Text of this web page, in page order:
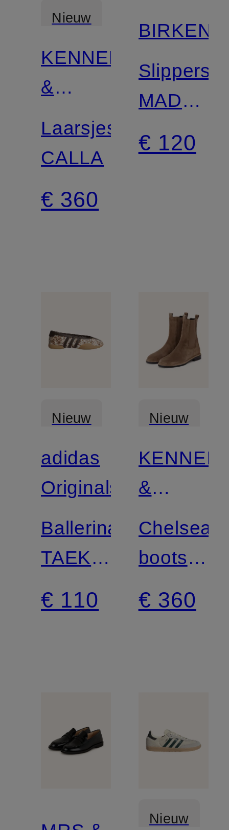
Nieuw
Gecertificeerd
KENNEL
&
SCHMENGER
Laarsjes
CALLA
€ 360
Slippers
MADRID
BIG
BUCKLE
€ 120
Nieuw
adidas
Originals
Ballerina's
TAEKWONDO
MEI
BALLET
€ 110
Nieuw
KENNEL
&
Chelsea
boots
LIARA
€ 360
Nieuw